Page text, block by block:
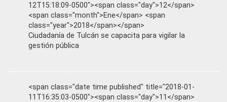
12T15:18:09-0500"><span class="day">12</span>
<span class="month">Ene</span> <span
class="year">2018</span></span>
Ciudadanía de Tulcán se capacita para vigilar la
gestión pública
<span class="date time published" title="2018-01-
11T16:35:03-0500"><span class="day">11</span>